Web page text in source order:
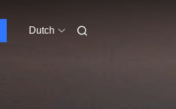
Dutch